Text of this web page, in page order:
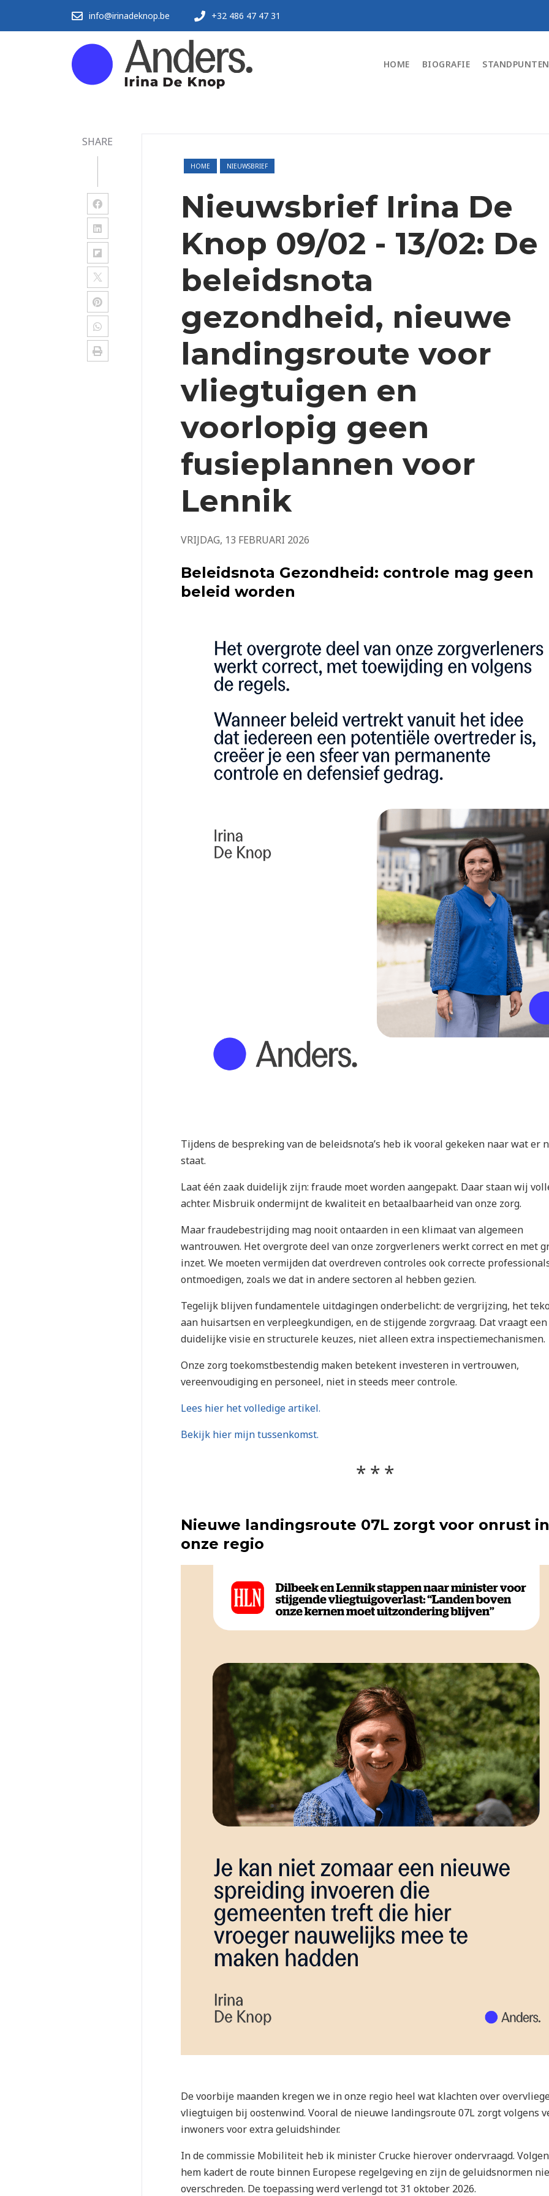
info@irinadeknop.be +32 486 47 47 31
HOME BIOGRAFIE STANDPUNTEN
SHARE
HOME NIEUWSBRIEF
Nieuwsbrief Irina De
Knop 09/02 - 13/02: De
beleidsnota
gezondheid, nieuwe
landingsroute voor
vliegtuigen en
voorlopig geen
fusieplannen voor
Lennik
VRIJDAG, 13 FEBRUARI 2026
Beleidsnota Gezondheid: controle mag geen
beleid worden
Tijdens de bespreking van de beleidsnota’s heb ik vooral gekeken naar wat er
staat.
Laat één zaak duidelijk zijn: fraude moet worden aangepakt. Daar staan wij
achter. Misbruik ondermijnt de kwaliteit en betaalbaarheid van onze zorg.
Maar fraudebestrijding mag nooit ontaarden in een klimaat van algemeen
wantrouwen. Het overgrote deel van onze zorgverleners werkt correct en met
inzet. We moeten vermijden dat overdreven controles ook correcte
ontmoedigen, zoals we dat in andere sectoren al hebben gezien.
Tegelijk blijven fundamentele uitdagingen onderbelicht: de vergrijzing, het
aan huisartsen en verpleegkundigen, en de stijgende zorgvraag. Dat vraagt een
duidelijke visie en structurele keuzes, niet alleen extra inspectiemechanismen.
Onze zorg toekomstbestendig maken betekent investeren in vertrouwen,
vereenvoudiging en personeel, niet in steeds meer controle.
Lees hier het volledige artikel.
Bekijk hier mijn tussenkomst.
Nieuwe landingsroute 07L zorgt voor onrust in
onze regio
De voorbije maanden kregen we in onze regio heel wat klachten over
vliegtuigen bij oostenwind. Vooral de nieuwe landingsroute 07L zorgt volgens
inwoners voor extra geluidshinder.
In de commissie Mobiliteit heb ik minister Crucke hierover ondervraagd.
hem kadert de route binnen Europese regelgeving en zijn de geluidsnormen
overschreden. De toepassing werd verlengd tot 31 oktober 2026.